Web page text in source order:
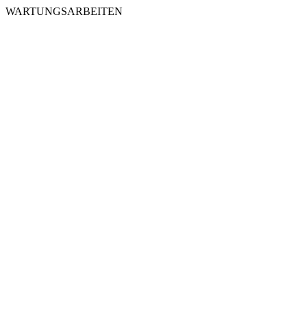
WARTUNGSARBEITEN